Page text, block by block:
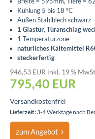
Kühlung 5 bis 18 °C
Außen Stahlblech schwarz
1 Glastür, Türanschlag
1 Temperaturzone
natürliches Kältemittel
steckerfertig
946,53 EUR inkl. 19 %
795,40 EUR
Versandkostenfrei
Lieferzeit: 3-4 Werktage nach
zum Angebot